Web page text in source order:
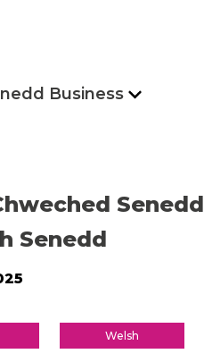
Business
Senedd
Senedd
Welsh